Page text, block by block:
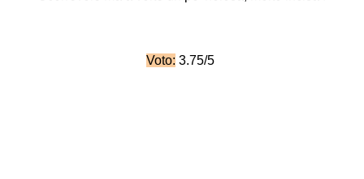
Voto: 3.75/5